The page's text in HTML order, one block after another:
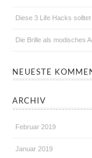
Diese 3 Life Hacks
Die Brille als modisches
NEUESTE
ARCHIV
Februar 2019
Januar 2019